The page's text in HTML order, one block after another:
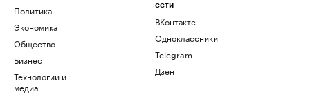
Политика
Экономика
Общество
Бизнес
Технологии и
медиа
сети
ВКонтакте
Одноклассники
Telegram
Дзен